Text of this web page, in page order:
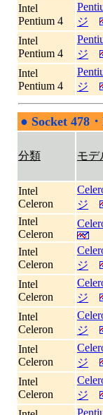
Intel
Pentium 4
ジ
Intel
Pentium 4
ジ
Intel
Pentium 4
ジ
● Socket 478
分類 モデ
Intel
Celeron
ジ
Intel
Celeron
Intel
Celeron
ジ
Intel
Celeron
ジ
Intel
Celeron
ジ
Intel
Celeron
ジ
Intel
Celeron
ジ